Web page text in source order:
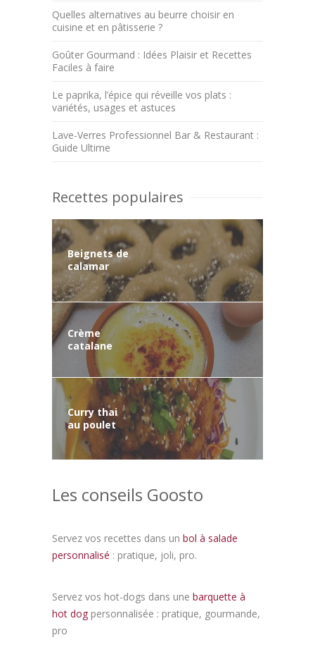
Quelles alternatives au beurre choisir en
cuisine et en pâtisserie ?
Goûter Gourmand : Idées Plaisir et Recettes
Faciles à faire
Le paprika, l’épice qui réveille vos plats :
variétés, usages et astuces
Lave-Verres Professionnel Bar & Restaurant :
Guide Ultime
Recettes populaires
Beignets de
calamar
Crème
catalane
Curry thai
au poulet
Les conseils Goosto
Servez vos recettes dans un bol à salade
personnalisé : pratique, joli, pro.
Servez vos hot-dogs dans une barquette à
hot dog personnalisée : pratique, gourmande,
pro